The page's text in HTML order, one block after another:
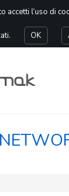
accetti l’uso di
OK